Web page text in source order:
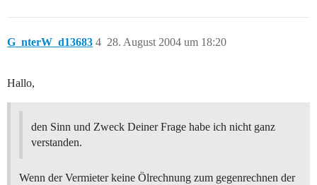
G_nterW_d13683 28. August 2004 um 18:20
4
Hallo,
den Sinn und Zweck Deiner Frage habe ich nicht ganz
verstanden.
Wenn der Vermieter keine Ölrechnung zum gegenrechnen der